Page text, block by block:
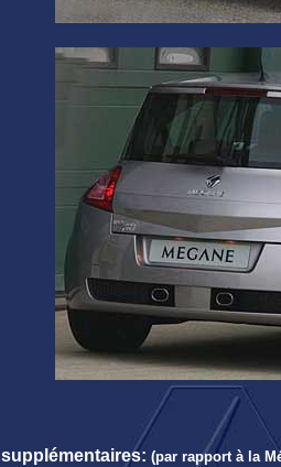
supplémentaires: (par rapport à la